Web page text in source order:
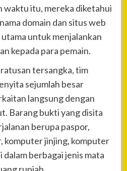
waktu itu, mereka diketahui
domain dan situs web
untuk menjalankan
kepada para pemain.
tersangka, tim
sejumlah besar
langsung dengan
Barang bukti yang disita
berupa paspor,
komputer jinjing, komputer
dalam berbagai jenis mata